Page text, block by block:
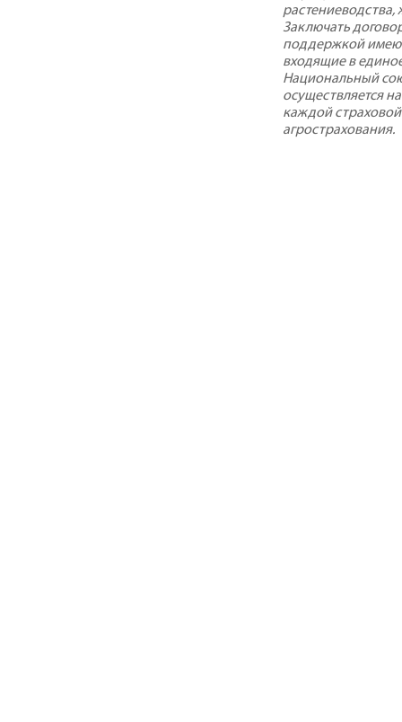
растениеводства,
Заключать
поддержкой
входящие в
Национальный
осуществляется
каждой
агрострахования.